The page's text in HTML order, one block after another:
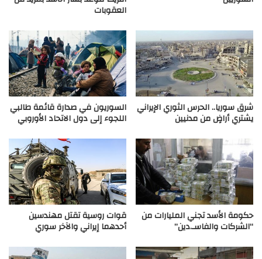
العقوبات
شرق سوريا.. الحرس الثوري الإيراني
يشتري أراضٍ من مدنيين
السوريون في صدارة قائمة طالبي
اللجوء إلى دول الاتحاد الأوروبي
حكومة الأسد تجني المليارات من
“الشركات والفاسـ.دين”
قوات روسية تقتل مهندسين
أحدهما إيراني والآخر سوري